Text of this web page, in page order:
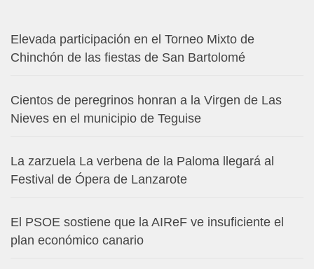
Elevada participación en el Torneo Mixto de
Chinchón de las fiestas de San Bartolomé
Cientos de peregrinos honran a la Virgen de Las
Nieves en el municipio de Teguise
La zarzuela La verbena de la Paloma llegará al
Festival de Ópera de Lanzarote
El PSOE sostiene que la AIReF ve insuficiente el
plan económico canario